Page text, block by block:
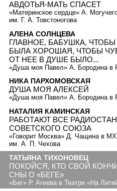
АВДОТЬЯ-МАТЬ СПАСЕТ
«Материнское сердце» А.
им. Г. А. Товстоногова
АЛЕНА СОЛНЦЕВА
ГЛАВНОЕ, БАБУШКА,
БЫЛА ХОРОШАЯ, ЧТОБЫ
ОТ НЕЕ В ДУШЕ БЫЛО...
«Душа моя Павел» А. Бородина в
НИКА ПАРХОМОВСКАЯ
ДУША МОЯ АЛЕКСЕЙ
«Душа моя Павел» А. Бородина в
НАТАЛИЯ КАМИНСКАЯ
РАБОТАЮТ ВСЕ
СОВЕТСКОГО СОЮЗА
«Говорит Москва» Д. Чащина в
им. А. П. Чехова
ТАТЬЯНА ТИХОНОВЕЦ
ПОКОЙСЯ, КТО СВОЙ
СНЫ О «БЕГЕ»
«Бег» Р. Агеева в Театре «На